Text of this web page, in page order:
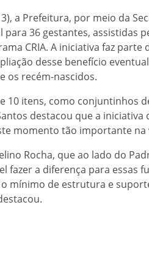
a Prefeitura, por meio da
para 36 gestantes, assistidas
CRIA. A iniciativa faz
desse benefício
os recém-nascidos.
10 itens, como conjuntinhos
destacou que a
momento tão importante na
Rocha, que ao lado do
fazer a diferença para essas
mínimo de estrutura e